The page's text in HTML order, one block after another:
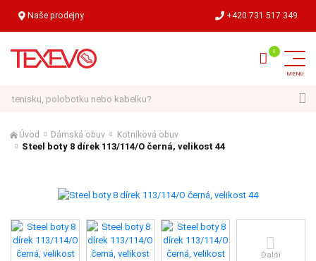
Naše prodejny +420 731 517 349
Úvod Dámská obuv Kotníková obuv
Steel boty 8 dírek 113/114/O černá, velikost 44
Další